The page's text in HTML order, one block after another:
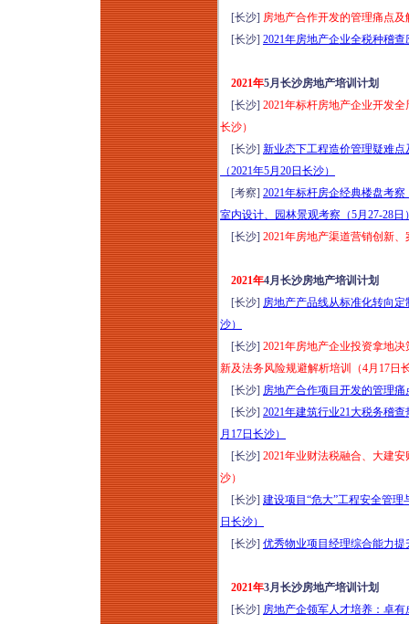
[长沙] 房地产合作开发的管理痛点
[长沙] 2021年房地产企业全税种稽
2021年5月长沙房地产培训计划
[长沙] 2021年标杆房地产企业开发
长沙）
[长沙] 新业态下工程造价管理疑难
（2021年5月20日长沙）
[考察] 2021年标杆房企经典楼盘考
室内设计、园林景观考察（5月27-28日
[长沙] 2021年房地产渠道营销创新
2021年4月长沙房地产培训计划
[长沙] 房地产产品线从标准化转向
沙）
[长沙] 2021年房地产企业投资拿地
新及法务风险规避解析培训（4月17日
[长沙] 房地产合作项目开发的管理
[长沙] 2021年建筑行业21大税务稽
月17日长沙）
[长沙] 2021年业财法税融合、大建
沙）
[长沙] 建设项目“危大”工程安全管
日长沙）
[长沙] 优秀物业项目经理综合能力提
2021年3月长沙房地产培训计划
[长沙] 房地产企领军人才培养：卓